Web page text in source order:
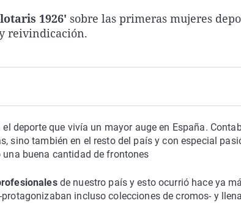
1926' sobre las primeras mujeres
reivindicación.
el deporte que vivía un mayor auge en España.
sino también en el resto del país y con especial
buena cantidad de frontones
de nuestro país y esto ocurrió hace ya
incluso colecciones de cromos- y